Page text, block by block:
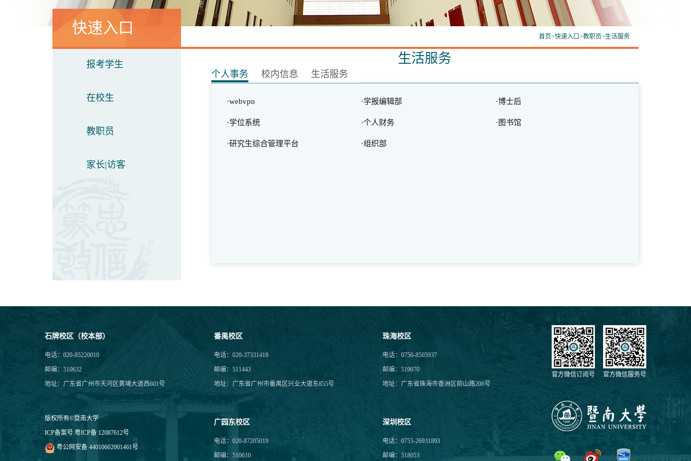
快速入口
首页>快速入口>教职员>生活服务
报考学生
在校生
教职员
家长|访客
生活服务
个人事务 校内信息 生活服务
·webvpn ·学报编辑部 ·博士后
·学位系统 ·个人财务 ·图书馆
·研究生综合管理平台 ·组织部
石牌校区（校本部）
电话：020-85220010
邮编：510632
地址：广东省广州市天河区黄埔大道西601号
番禺校区
电话：020-37331418
邮编：511443
地址：广东省广州市番禺区兴业大道东855号
珠海校区
电话：0756-8505937
邮编：519070
地址：广东省珠海市香洲区前山路206号
版权所有©暨南大学
ICP备案号:粤ICP备 12087612号
粤公网安备 44010602001461号
广园东校区
电话：020-87205019
邮编：510610
深圳校区
电话：0755-26931893
邮编：518053
官方微信订阅号 官方微信服务号